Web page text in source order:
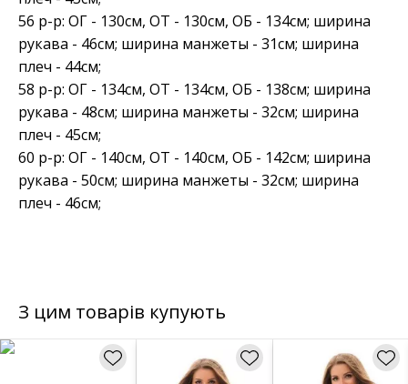
56 р-р: ОГ - 130см, ОТ - 130см, ОБ - 134см; ширина
рукава - 46см; ширина манжеты - 31см; ширина
плеч - 44см;
58 р-р: ОГ - 134см, ОТ - 134см, ОБ - 138см; ширина
рукава - 48см; ширина манжеты - 32см; ширина
плеч - 45см;
60 р-р: ОГ - 140см, ОТ - 140см, ОБ - 142см; ширина
рукава - 50см; ширина манжеты - 32см; ширина
плеч - 46см;
З цим товарів купують